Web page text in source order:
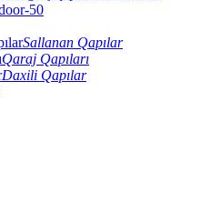
Sallanan Qapılar
Qaraj Qapıları
Daxili Qapılar